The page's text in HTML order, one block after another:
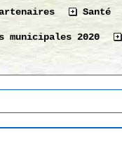
Santé
municipales 2020